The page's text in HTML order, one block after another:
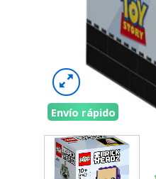
Envío rápido